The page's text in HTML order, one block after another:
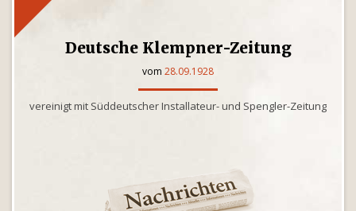
Deutsche Klempner-Zeitung
vom 28.09.1928
vereinigt mit Süddeutscher Installateur- und Spengler-Zeitung